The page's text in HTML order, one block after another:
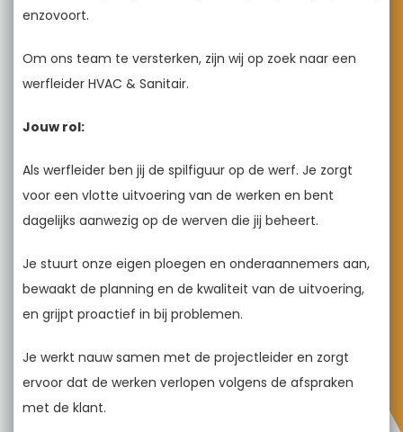
enzovoort.
Om ons team te versterken, zijn wij op zoek naar een
werfleider HVAC & Sanitair.
Jouw rol:
Als werfleider ben jij de spilfiguur op de werf. Je zorgt
voor een vlotte uitvoering van de werken en bent
dagelijks aanwezig op de werven die jij beheert.
Je stuurt onze eigen ploegen en onderaannemers aan,
bewaakt de planning en de kwaliteit van de uitvoering,
en grijpt proactief in bij problemen.
Je werkt nauw samen met de projectleider en zorgt
ervoor dat de werken verlopen volgens de afspraken
met de klant.